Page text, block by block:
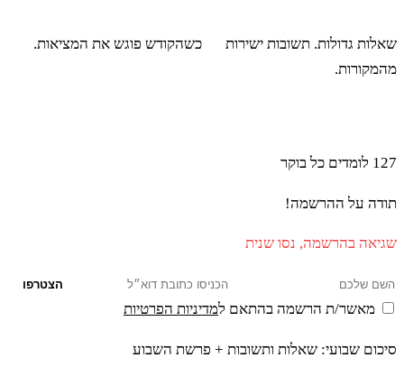
כה וְכָל הַנֹּשֵׂא מִנִּבְלָתָם יְכַבֵּס בְּגָדָיו וְטָמֵא עַד
טְמֵאִים הֵם לָכֶם כָּל הַנֹּגֵעַ בָּהֶם יִטְמָא׃
וְכֹל הוֹלֵךְ עַל כַּפָּיו בְּכָל הַחַיָּה הַהֹלֶכֶת עַל
שאלות גדולות. תשובות ישירות
מהמקורות.
כשהקודש פוגש את המציאות.
127 לומדים כל בוקר
תודה על ההרשמה!
שגיאה בהרשמה, נסו שנית
הצטרפו
מאשר/ת הרשמה בהתאם למדיניות הפרטיות
סיכום שבועי: שאלות ותשובות + פרשת השבוע